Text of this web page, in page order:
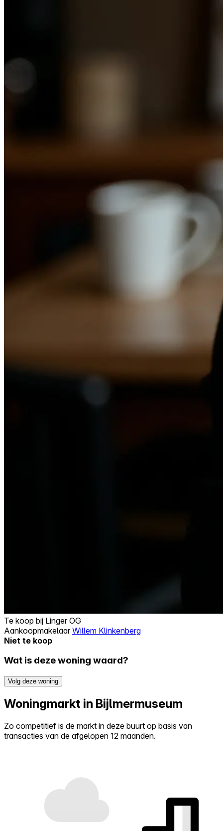
Te koop bij Linger OG
AankoopmakelaarWillem Klinkenberg
Niet te koop
Wat is deze woning waard?
Volg deze woning
Woningmarkt in Bijlmermuseum
Zo competitief is de markt in deze buurt op basis van
transacties van de afgelopen 12 maanden.